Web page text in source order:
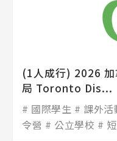
護理 加拿大RO 任
Pathway
(1人成行) 2026
局 Toronto Dis...
國際學生 課外活
令營
公立學校